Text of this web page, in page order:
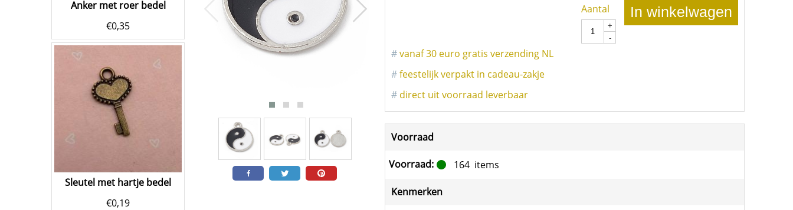
Anker met roer bedel
€0,35
Sleutel met hartje bedel
€0,19
Aantal
+
-
In winkelwagen
#vanaf 30 euro gratis verzending NL
#feestelijk verpakt in cadeau-zakje
# direct uit voorraad leverbaar
Voorraad
Voorraad: 164 items
Kenmerken